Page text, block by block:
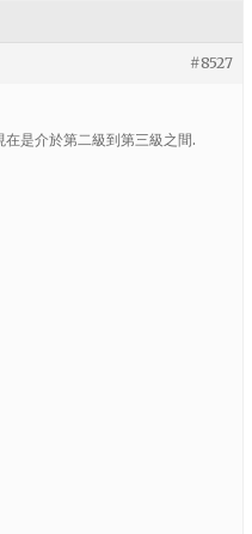
#8527
是介於第二級到第三級之間.